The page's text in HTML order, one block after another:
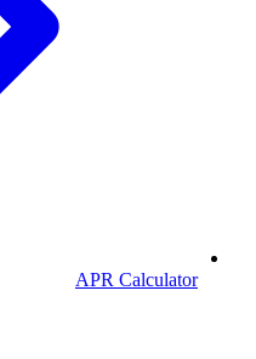
APR Calculator